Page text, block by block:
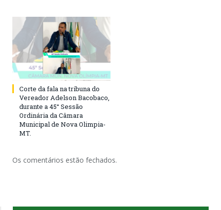
Corte da fala na tribuna do
Vereador Adelson Bacobaco,
durante a 45° Sessão
Ordinária da Câmara
Municipal de Nova Olimpia-
MT.
Os comentários estão fechados.